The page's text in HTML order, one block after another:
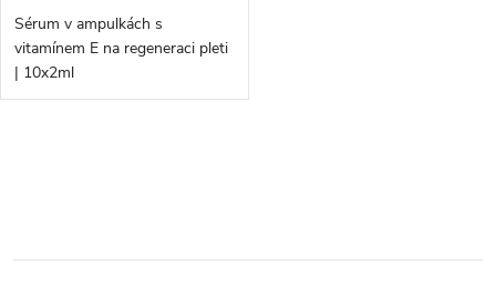
Sérum v ampulkách s
vitamínem E na regeneraci pleti
| 10x2ml
l